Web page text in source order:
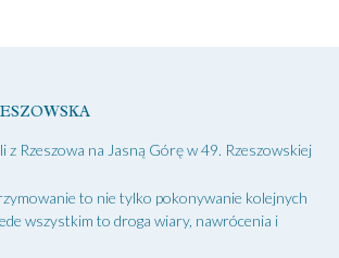
z Rzeszowa na Jasną Górę w 49. Rzeszowskiej
to nie tylko pokonywanie kolejnych
wszystkim to droga wiary, nawrócenia i